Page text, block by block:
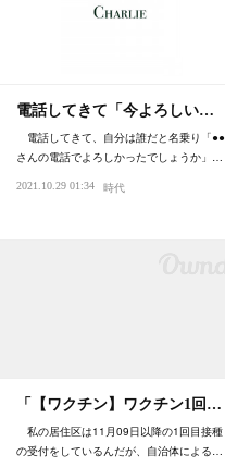
電話してきて「今よろしい…
電話してきて、自分は誰だと名乗り「●●
さんの電話でよろしかったでしょうか」…
2021.10.29 01:34 時代
「【ワクチン】ワクチン1回…
私の居住区は11月09日以降の1回目接種
の受付をしているんだが、自治体による…